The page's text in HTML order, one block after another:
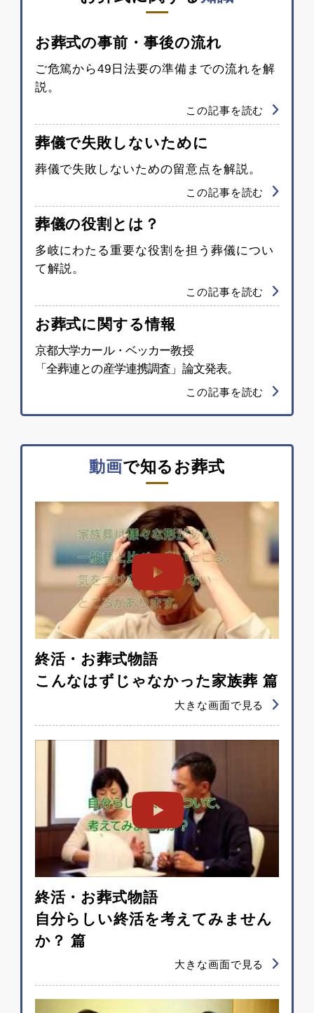
お葬式の事前・事後の流れ
ご危篤から49日法要の準備までの流れを解
説。
この記事を読む
葬儀で失敗しないために
葬儀で失敗しないための留意点を解説。
この記事を読む
葬儀の役割とは？
多岐にわたる重要な役割を担う葬儀につい
て解説。
この記事を読む
お葬式に関する情報
京都大学カール・ベッカー教授
「全葬連との産学連携調査」論文発表。
この記事を読む
動画で知るお葬式
終活・お葬式物語
こんなはずじゃなかった家族葬 篇
大きな画面で見る
終活・お葬式物語
自分らしい終活を考えてみません
か？ 篇
大きな画面で見る